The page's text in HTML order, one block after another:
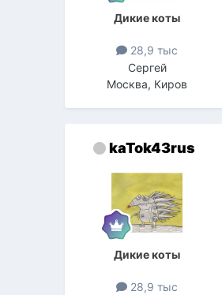
Дикие коты
28,9 тыс
Сергей
Москва, Киров
kaTok43rus
Дикие коты
28,9 тыс